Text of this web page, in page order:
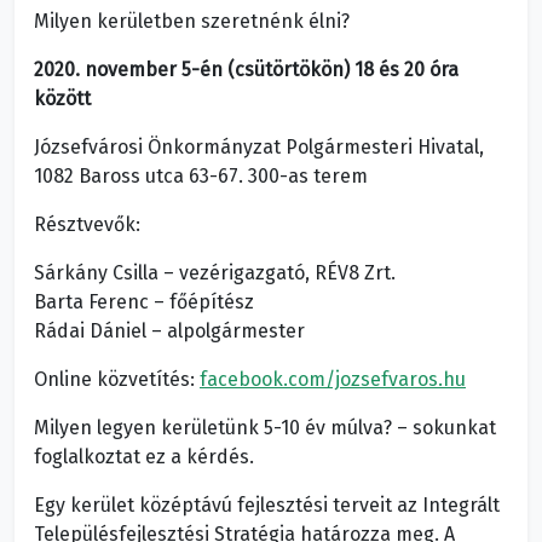
Milyen kerületben szeretnénk élni?
2020. november 5-én (csütörtökön) 18 és 20 óra
között
Józsefvárosi Önkormányzat Polgármesteri Hivatal,
1082 Baross utca 63-67. 300-as terem
Résztvevők:
Sárkány Csilla – vezérigazgató, RÉV8 Zrt.
Barta Ferenc – főépítész
Rádai Dániel – alpolgármester
Online közvetítés: facebook.com/jozsefvaros.hu
Milyen legyen kerületünk 5-10 év múlva? – sokunkat
foglalkoztat ez a kérdés.
Egy kerület középtávú fejlesztési terveit az Integrált
Településfejlesztési Stratégia határozza meg. A